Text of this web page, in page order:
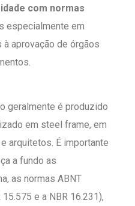
com normas
especialmente em
aprovação de órgãos
geralmente é produzido
em steel frame, em
arquitetos. É importante
a fundo as
as normas ABNT
e a NBR 16.231),